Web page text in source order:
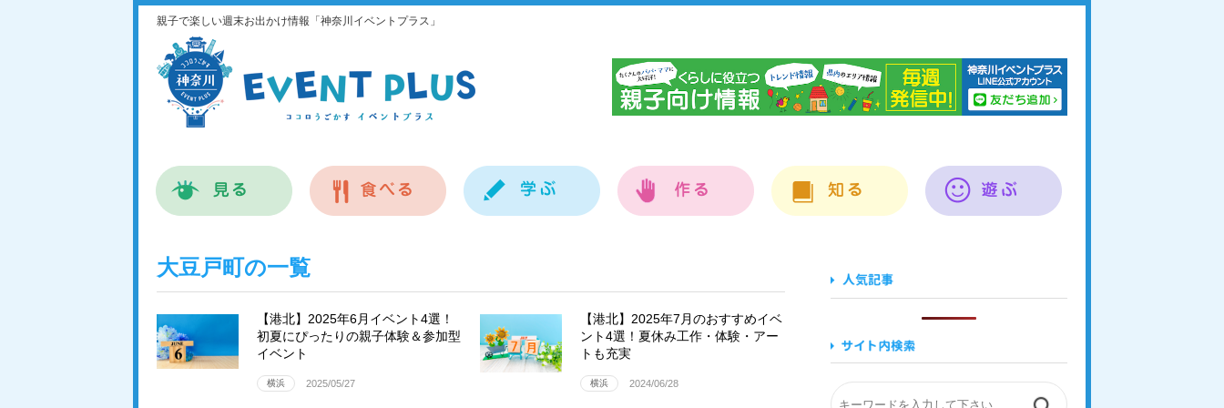
親子で楽しい週末お出かけ情報「神奈川イベントプラス」
大豆戸町の一覧
【港北】2025年6月イベント4選！
初夏にぴったりの親子体験＆参加型
イベント
横浜 2025/05/27
【港北】2025年7月のおすすめイベ
ント4選！夏休み工作・体験・アー
トも充実
横浜 2024/06/28